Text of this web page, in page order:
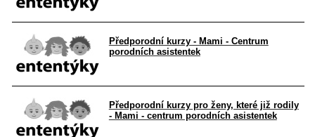
Předporodní kurzy - Mami - Centrum
porodních asistentek
Předporodní kurzy pro ženy, které již rodily
- Mami - centrum porodních asistentek